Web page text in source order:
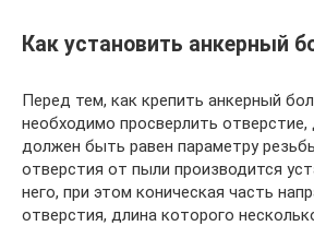
Как установить анкерный
Перед тем, как крепить анкерный
необходимо просверлить
должен быть равен параметру
отверстия от пыли производится
него, при этом коническая часть
отверстия, длина которого